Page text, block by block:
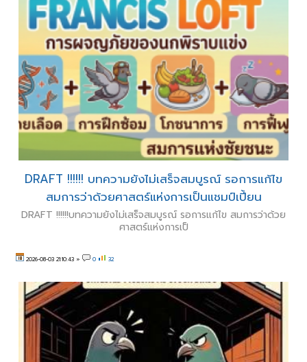
DRAFT !!!!!! บทความยังไม่เสร็จสมบูรณ์ รอการแก้ไข
สมการว่าด้วยศาสตร์แห่งการเป็นแชมป์เปี้ยน
DRAFT !!!!!!บทความยังไม่เสร็จสมบูรณ์ รอการแก้ไข สมการว่าด้วย
ศาสตร์แห่งการเป็
2026-08-03 21:10:43 » 0 32